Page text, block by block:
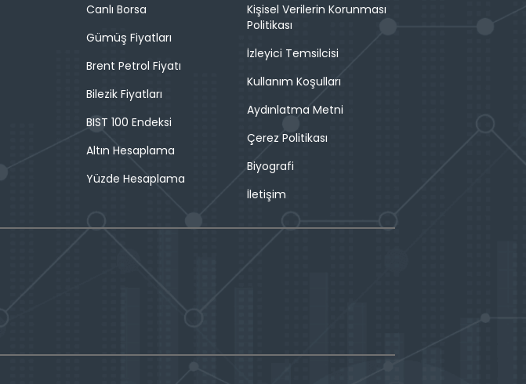
Canlı Borsa
Gümüş Fiyatları
Brent Petrol Fiyatı
Bilezik Fiyatları
BIST 100 Endeksi
Altın Hesaplama
Yüzde Hesaplama
Kişisel Verilerin Korunması
Politikası
İzleyici Temsilcisi
Kullanım Koşulları
Aydınlatma Metni
Çerez Politikası
Biyografi
İletişim